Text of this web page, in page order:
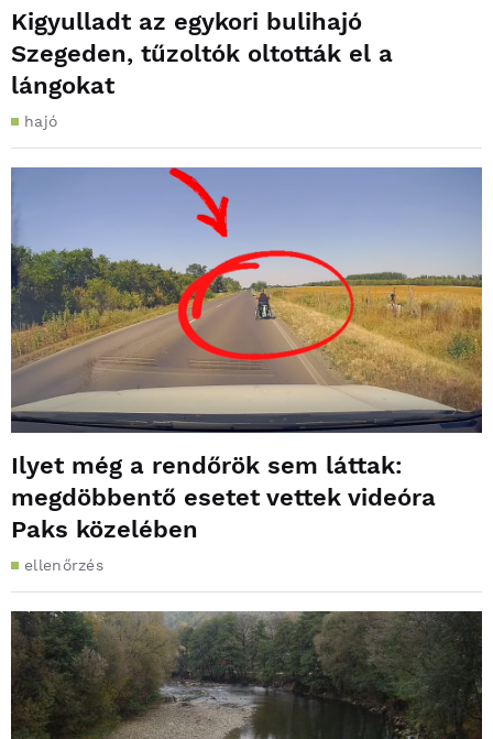
Kigyulladt az egykori bulihajó
Szegeden, tűzoltók oltották el a
lángokat
hajó
Ilyet még a rendőrök sem láttak:
megdöbbentő esetet vettek videóra
Paks közelében
ellenőrzés